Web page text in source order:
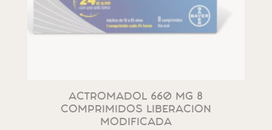
ACTROMADOL 660 MG 8
COMPRIMIDOS LIBERACION
MODIFICADA